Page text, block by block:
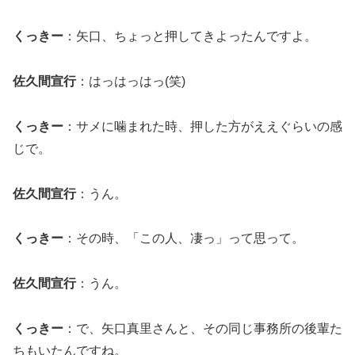
くっきー ：矢口、ちょっと押してきよったんですよ。
佐久間宣行：はっはっはっ(笑)
くっきー ：サメに噛まれた時、押した方がええぐらいの感
じで。
佐久間宣行：うん。
くっきー ：その時、「この人、凄っ」って思って。
佐久間宣行：うん。
くっきー ：で、矢口真里さんと、その同じ事務所の後輩た
ちもいたんですね。